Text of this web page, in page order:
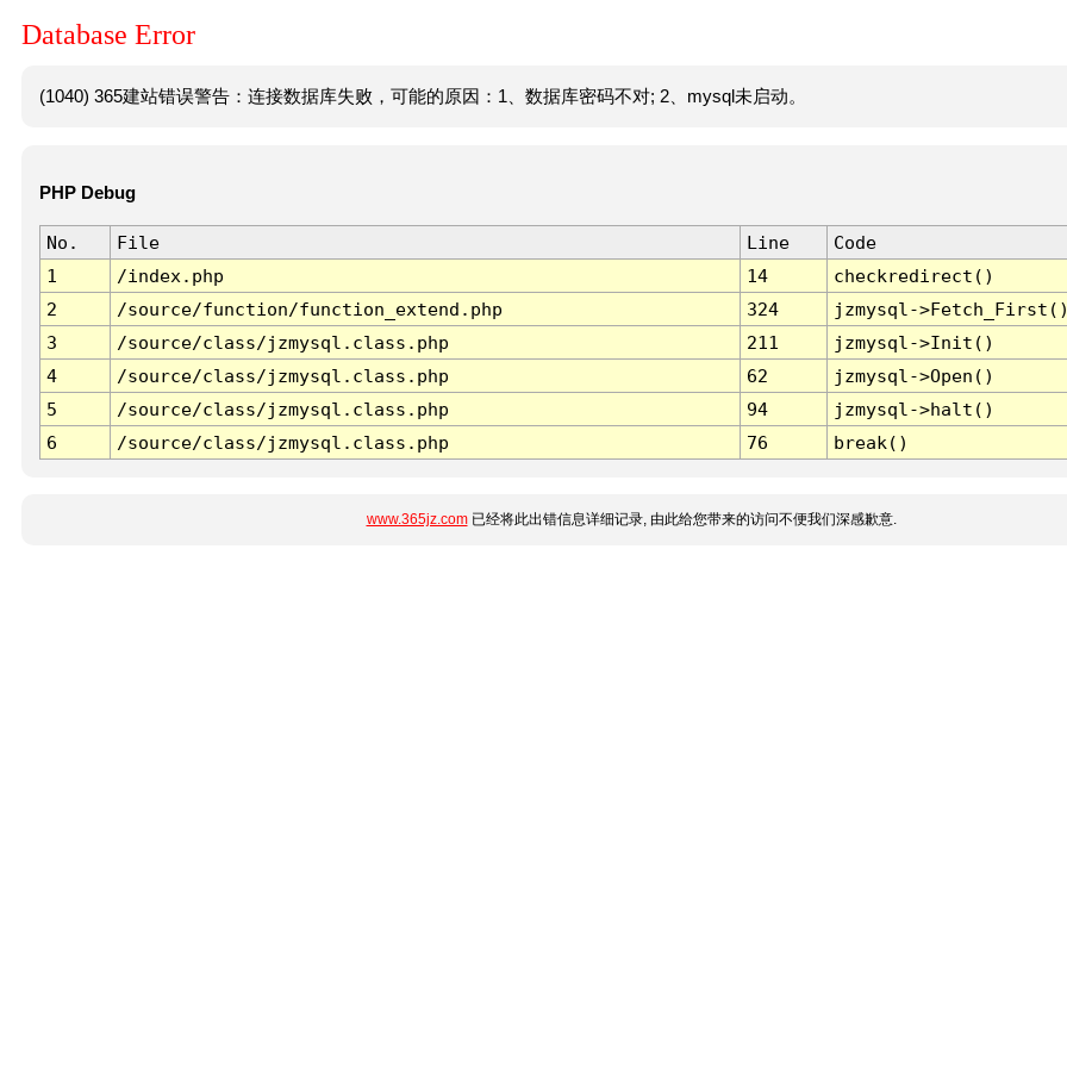
Database Error
(1040) 365建站错误警告：连接数据库失败，可能的原因：1、数据库密码不对; 2、mysql未启动。
PHP Debug
No. File Line
Code
1
/index.php 14
checkredirect()
2
/source/function/function_extend.php 324
jzmysql-
3
/source/class/jzmysql.class.php 211
jzmysql->Init()
4
/source/class/jzmysql.class.php 62
jzmysql->Open()
5
/source/class/jzmysql.class.php 94
jzmysql->halt()
6
/source/class/jzmysql.class.php 76 break()
www.365jz.com已经将此出错信息详细记录, 由此给您带来的访问不便我们深感歉意.